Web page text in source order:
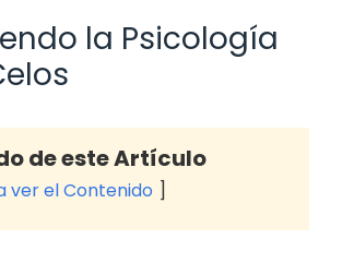
la Psicología
de este Artículo
ver el Contenido